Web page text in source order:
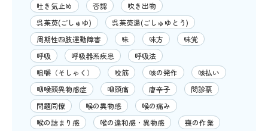
吐き気止め
否認
吹き出物
呉茱萸(ごしゅゆ)
呉茱萸湯(ごしゅゆとう)
周期性四肢運動障害
味 味方
味覚
呼吸
呼吸器系疾患
呼吸法
咀嚼（そしゃく）
咬筋 咳の発作
咳払い
咽喉頭異物感症
咽頭痛 唐辛子
問診票
問題同僚
喉の異物感
喉の痛み
喉の詰まり感
喉の違和感・異物感
喪の作業